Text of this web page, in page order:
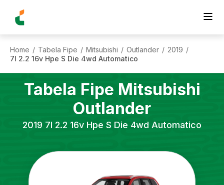
Home / Tabela Fipe / Mitsubishi / Outlander / 2019 /
7l 2.2 16v Hpe S Die 4wd Automatico
Tabela Fipe Mitsubishi
Outlander
2019 7l 2.2 16v Hpe S Die 4wd Automatico